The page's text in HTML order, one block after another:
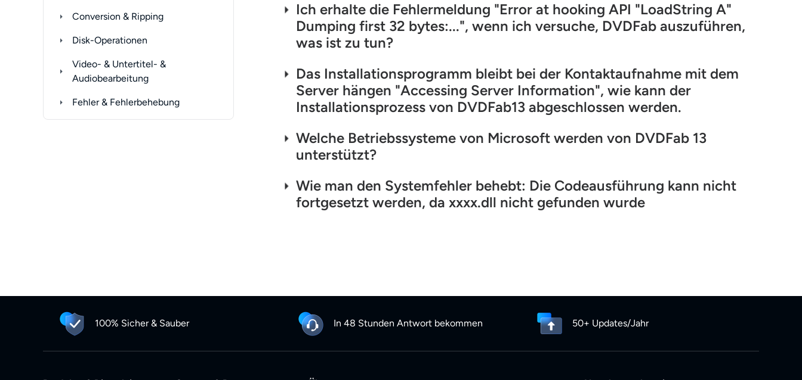
Conversion & Ripping
Disk-Operationen
Video- & Untertitel- &
Audiobearbeitung
Fehler & Fehlerbehebung
Ich erhalte die Fehlermeldung "Error at hooking API "LoadString A"
Dumping first 32 bytes:...", wenn ich versuche, DVDFab auszuführen,
was ist zu tun?
Das Installationsprogramm bleibt bei der Kontaktaufnahme mit dem
Server hängen "Accessing Server Information", wie kann der
Installationsprozess von DVDFab13 abgeschlossen werden.
Welche Betriebssysteme von Microsoft werden von DVDFab 13
unterstützt?
Wie man den Systemfehler behebt: Die Codeausführung kann nicht
fortgesetzt werden, da xxxx.dll nicht gefunden wurde
100% Sicher & Sauber In 48 Stunden Antwort bekommen 50+ Updates/Jahr